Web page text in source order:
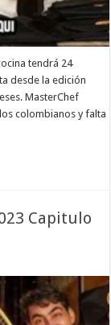
tendrá 24
desde la edición
MasterChef
colombianos y falta
Capitulo